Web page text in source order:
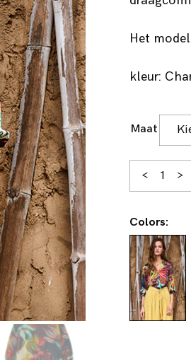
Het
kleur:
Maat
<
Yfke
aantal
>
Colors: